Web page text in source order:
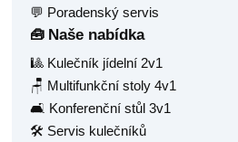
💬 Poradenský servis
🧰 Naše nabídka
🎱 Kulečník jídelní 2v1
🪑 Multifunkční stoly 4v1
🛋️ Konferenční stůl 3v1
🛠️ Servis kulečníků